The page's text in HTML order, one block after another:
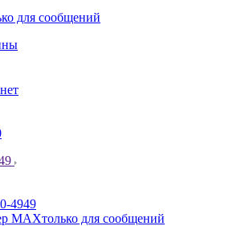
для сообщений
4949
МАХтолько для сообщений